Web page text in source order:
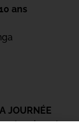
ans
JOURNÉE
: la